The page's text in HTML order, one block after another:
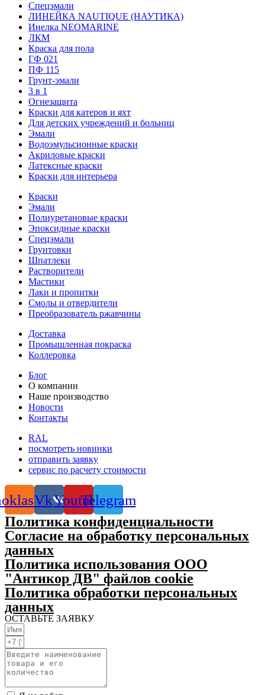
Спецэмали
ЛИНЕЙКА NAUTIQUE (НАУТИКА)
Инелка NEOMARINE
ЛКМ
Краска для пола
ГФ 021
ПФ 115
Грунт-эмали
3 в 1
Огнезащита
Краски для катеров и яхт
Для детских учреждений и больниц
Эмали
Водоэмульсионные краски
Акриловые краски
Латексные краски
Краски для интерьера
Краски
Эмали
Полиуретановые краски
Эпоксидные краски
Спецэмали
Грунтовки
Шпатлеки
Растворители
Мастики
Лаки и пропитки
Смолы и отвердители
Преобразователь ржавчины
Доставка
Промышленная покраска
Коллеровка
Блог
О компании
Наше производство
Новости
Контакты
RAL
посмотреть новинки
отправить заявку
сервис по расчету стоимости
VkYoutubeTelegram
Политика конфиденциальности
Согласие на обработку персональных
данных
Политика использования ООО
"Антикор ДВ" файлов cookie
Политика обработки персональных
данных
ОСТАВЬТЕ ЗАЯВКУ